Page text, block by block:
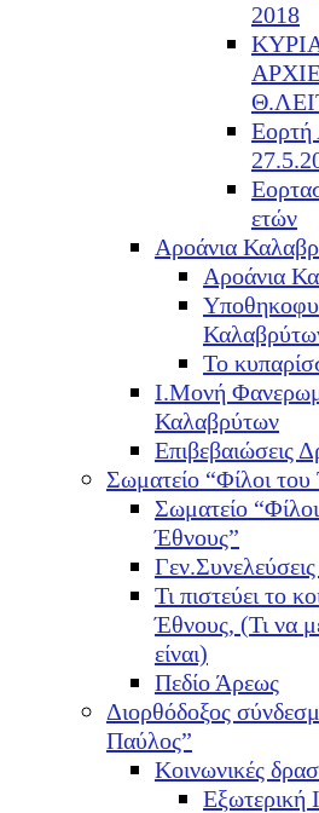
2018
Εορτή
ετών
Αροάνια
Αροάνια
Το
Ι.Μονή
Καλαβρύτων
Επιβεβαιώσεις
Σωματείο “Φίλοι
Σωματείο
Έθνους”
Τι πιστεύει το
Έθνους, (Τι να
είναι)
Πεδίο Άρεως
Διορθόδοξος
Παύλος”
Κοινωνικές
Εξωτερική